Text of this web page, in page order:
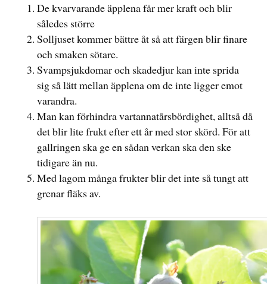
De kvarvarande äpplena får mer kraft och blir
således större
Solljuset kommer bättre åt så att färgen blir finare
och smaken sötare.
Svampsjukdomar och skadedjur kan inte sprida
sig så lätt mellan äpplena om de inte ligger emot
varandra.
Man kan förhindra vartannatårsbördighet, alltså då
det blir lite frukt efter ett år med stor skörd. För att
gallringen ska ge en sådan verkan ska den ske
tidigare än nu.
Med lagom många frukter blir det inte så tungt att
grenar fläks av.